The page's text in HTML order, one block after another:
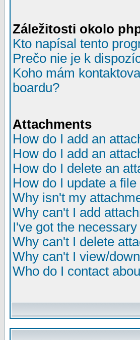
Záležitosti okolo
Kto napísal tento
Prečo nie je k
Koho mám
boardu?
Attachments
How do I add an
How do I add an
How do I delete an
How do I update a
Why isn't my
Why can't I add
I've got the
Why can't I delete
Why can't I view/
Who do I contact